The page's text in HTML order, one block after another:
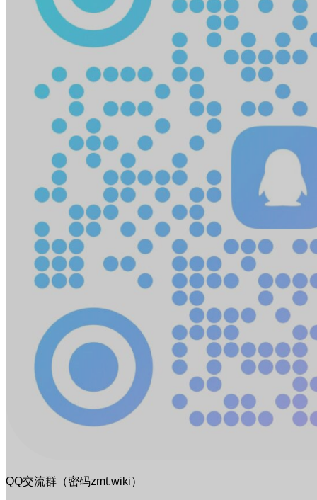
QQ交流群（密码zmt.wiki）